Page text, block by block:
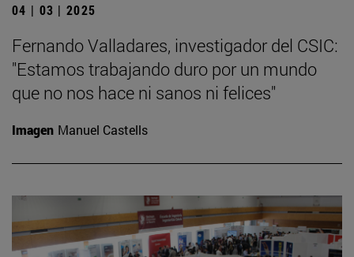
04 | 03 | 2025
Fernando Valladares, investigador del CSIC:
"Estamos trabajando duro por un mundo
que no nos hace ni sanos ni felices"
Imagen Manuel Castells